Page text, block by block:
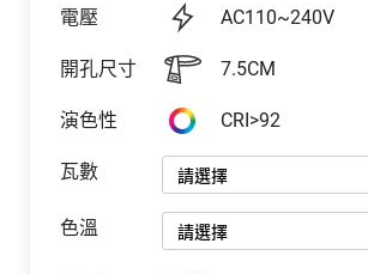
電壓 AC110~240V
開孔尺寸 7.5CM
演色性 CRI>92
瓦數
色溫